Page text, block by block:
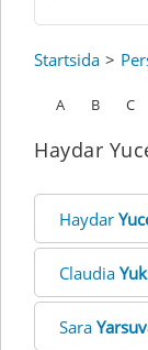
Startsida
A B C
Haydar
Haydar
Claudia
Sara